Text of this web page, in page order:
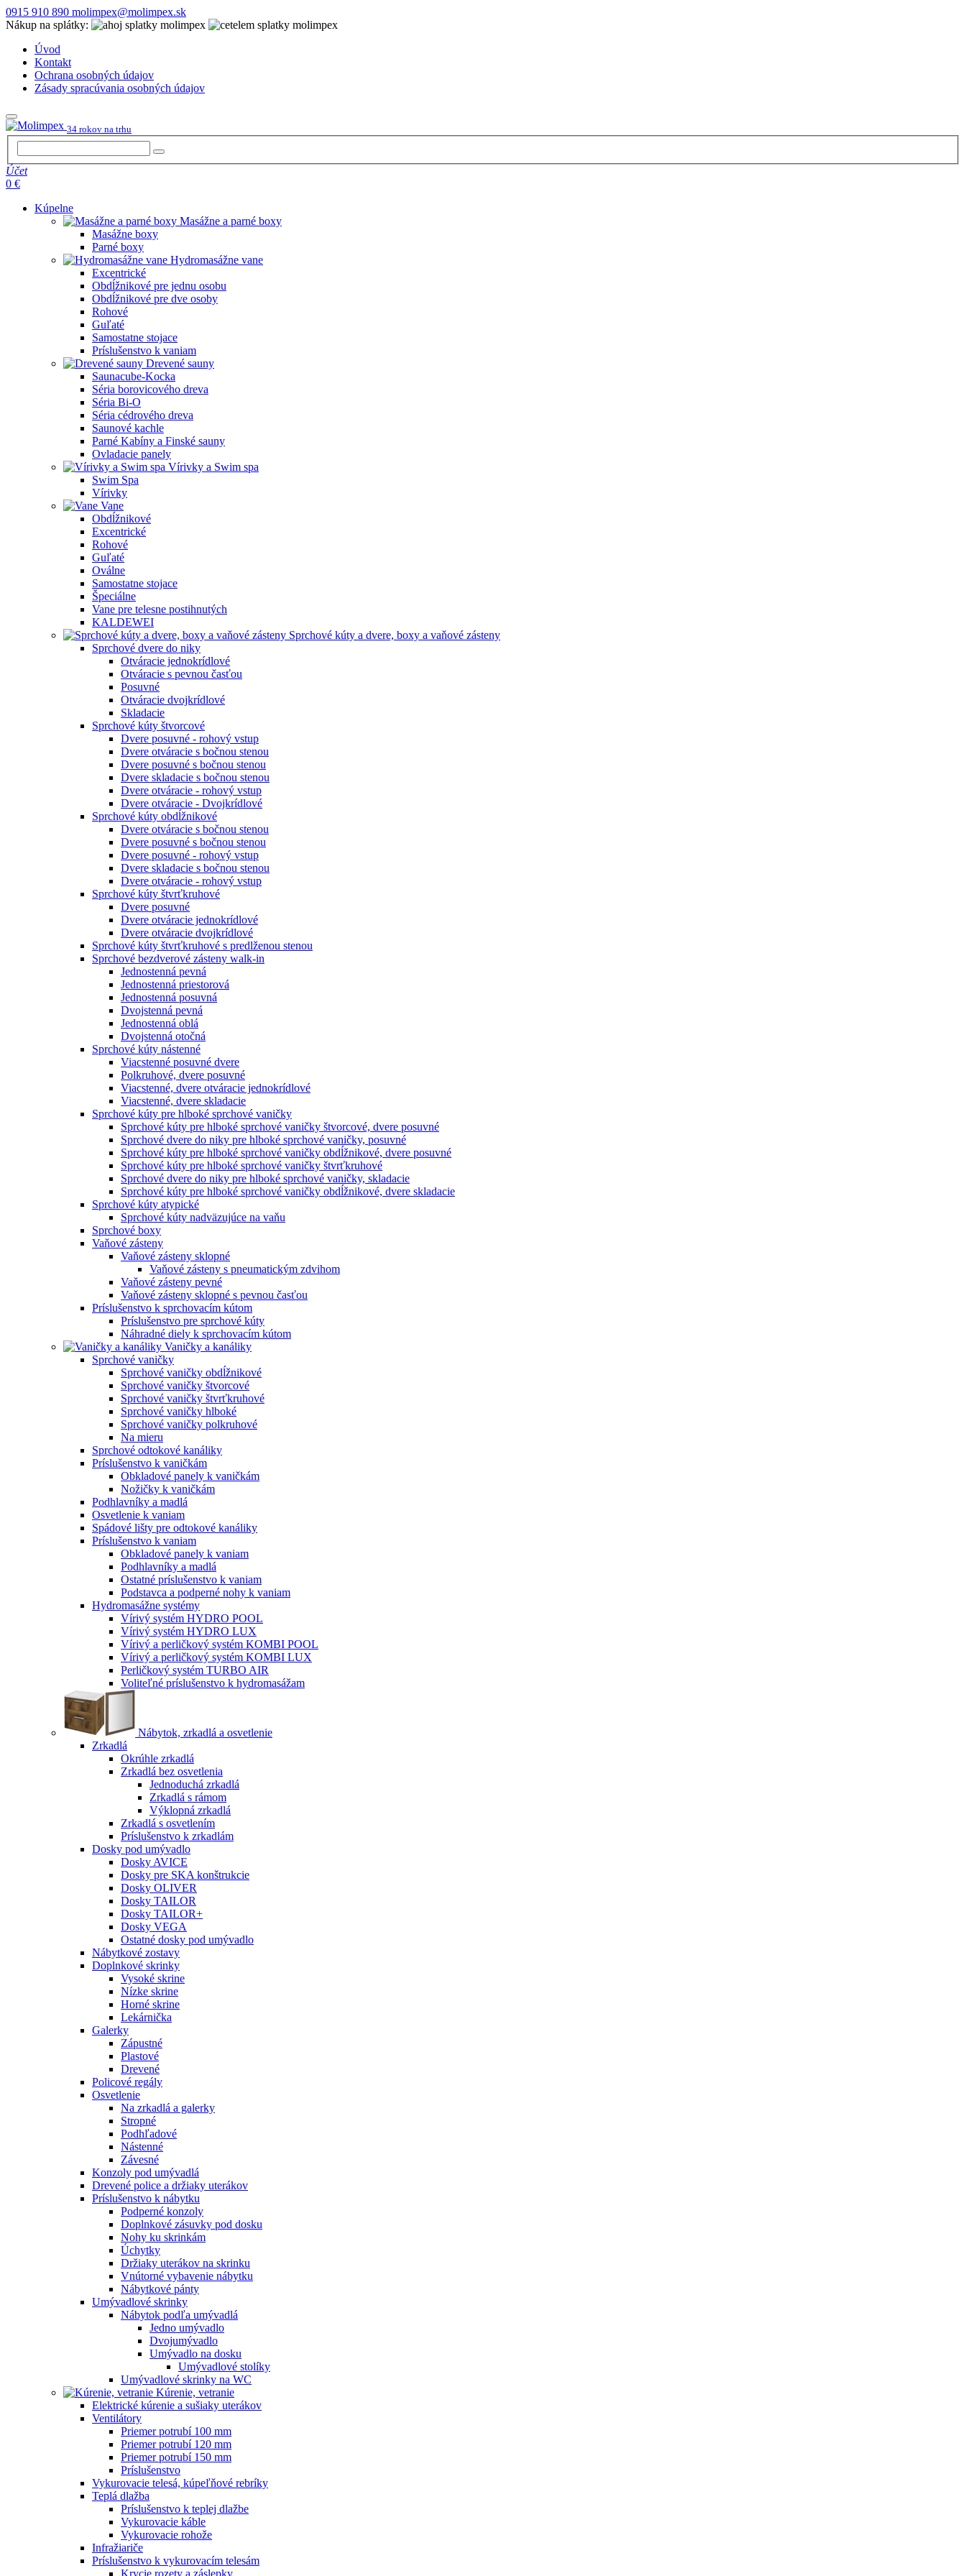
0915 910 890 molimpex@molimpex.sk
Nákup na splátky:
Úvod
Kontakt
Ochrana osobných údajov
Zásady spracúvania osobných údajov
34 rokov na trhu
Účet
0 €
Kúpelne
Masážne a parné boxy
Masážne boxy
Parné boxy
Hydromasážne vane
Excentrické
Obdĺžnikové pre jednu osobu
Obdĺžnikové pre dve osoby
Rohové
Guľaté
Samostatne stojace
Príslušenstvo k vaniam
Drevené sauny
Saunacube-Kocka
Séria borovicového dreva
Séria Bi-O
Séria cédrového dreva
Saunové kachle
Parné Kabíny a Finské sauny
Ovladacie panely
Vírivky a Swim spa
Swim Spa
Vírivky
Vane
Obdĺžnikové
Excentrické
Rohové
Guľaté
Oválne
Samostatne stojace
Špeciálne
Vane pre telesne postihnutých
KALDEWEI
Sprchové kúty a dvere, boxy a vaňové zásteny
Sprchové dvere do niky
Otváracie jednokrídlové
Otváracie s pevnou časťou
Posuvné
Otváracie dvojkrídlové
Skladacie
Sprchové kúty štvorcové
Dvere posuvné - rohový vstup
Dvere otváracie s bočnou stenou
Dvere posuvné s bočnou stenou
Dvere skladacie s bočnou stenou
Dvere otváracie - rohový vstup
Dvere otváracie - Dvojkrídlové
Sprchové kúty obdĺžnikové
Dvere otváracie s bočnou stenou
Dvere posuvné s bočnou stenou
Dvere posuvné - rohový vstup
Dvere skladacie s bočnou stenou
Dvere otváracie - rohový vstup
Sprchové kúty štvrťkruhové
Dvere posuvné
Dvere otváracie jednokrídlové
Dvere otváracie dvojkrídlové
Sprchové kúty štvrťkruhové s predlženou stenou
Sprchové bezdverové zásteny walk-in
Jednostenná pevná
Jednostenná priestorová
Jednostenná posuvná
Dvojstenná pevná
Jednostenná oblá
Dvojstenná otočná
Sprchové kúty nástenné
Viacstenné posuvné dvere
Polkruhové, dvere posuvné
Viacstenné, dvere otváracie jednokrídlové
Viacstenné, dvere skladacie
Sprchové kúty pre hlboké sprchové vaničky
Sprchové kúty pre hlboké sprchové vaničky štvorcové, dvere posuvné
Sprchové dvere do niky pre hlboké sprchové vaničky, posuvné
Sprchové kúty pre hlboké sprchové vaničky obdĺžnikové, dvere posuvné
Sprchové kúty pre hlboké sprchové vaničky štvrťkruhové
Sprchové dvere do niky pre hlboké sprchové vaničky, skladacie
Sprchové kúty pre hlboké sprchové vaničky obdĺžnikové, dvere skladacie
Sprchové kúty atypické
Sprchové kúty nadväzujúce na vaňu
Sprchové boxy
Vaňové zásteny
Vaňové zásteny sklopné
Vaňové zásteny s pneumatickým zdvihom
Vaňové zásteny pevné
Vaňové zásteny sklopné s pevnou časťou
Príslušenstvo k sprchovacím kútom
Príslušenstvo pre sprchové kúty
Náhradné diely k sprchovacím kútom
Vaničky a kanáliky
Sprchové vaničky
Sprchové vaničky obdĺžnikové
Sprchové vaničky štvorcové
Sprchové vaničky štvrťkruhové
Sprchové vaničky hlboké
Sprchové vaničky polkruhové
Na mieru
Sprchové odtokové kanáliky
Príslušenstvo k vaničkám
Obkladové panely k vaničkám
Nožičky k vaničkám
Podhlavníky a madlá
Osvetlenie k vaniam
Spádové lišty pre odtokové kanáliky
Príslušenstvo k vaniam
Obkladové panely k vaniam
Podhlavníky a madlá
Ostatné príslušenstvo k vaniam
Podstavca a podperné nohy k vaniam
Hydromasážne systémy
Vírivý systém HYDRO POOL
Vírivý systém HYDRO LUX
Vírivý a perličkový systém KOMBI POOL
Vírivý a perličkový systém KOMBI LUX
Perličkový systém TURBO AIR
Voliteľné príslušenstvo k hydromasážam
Nábytok, zrkadlá a osvetlenie
Zrkadlá
Okrúhle zrkadlá
Zrkadlá bez osvetlenia
Jednoduchá zrkadlá
Zrkadlá s rámom
Výklopná zrkadlá
Zrkadlá s osvetlením
Príslušenstvo k zrkadlám
Dosky pod umývadlo
Dosky AVICE
Dosky pre SKA konštrukcie
Dosky OLIVER
Dosky TAILOR
Dosky TAILOR+
Dosky VEGA
Ostatné dosky pod umývadlo
Nábytkové zostavy
Doplnkové skrinky
Vysoké skrine
Nízke skrine
Horné skrine
Lekárnička
Galerky
Zápustné
Plastové
Drevené
Policové regály
Osvetlenie
Na zrkadlá a galerky
Stropné
Podhľadové
Nástenné
Závesné
Konzoly pod umývadlá
Drevené police a držiaky uterákov
Príslušenstvo k nábytku
Podperné konzoly
Doplnkové zásuvky pod dosku
Nohy ku skrinkám
Úchytky
Držiaky uterákov na skrinku
Vnútorné vybavenie nábytku
Nábytkové pánty
Umývadlové skrinky
Nábytok podľa umývadlá
Jedno umývadlo
Dvojumývadlo
Umývadlo na dosku
Umývadlové stolíky
Umývadlové skrinky na WC
Kúrenie, vetranie
Elektrické kúrenie a sušiaky uterákov
Ventilátory
Priemer potrubí 100 mm
Priemer potrubí 120 mm
Priemer potrubí 150 mm
Príslušenstvo
Vykurovacie telesá, kúpeľňové rebríky
Teplá dlažba
Príslušenstvo k teplej dlažbe
Vykurovacie káble
Vykurovacie rohože
Infražiariče
Príslušenstvo k vykurovacím telesám
Krycie rozety a záslepky